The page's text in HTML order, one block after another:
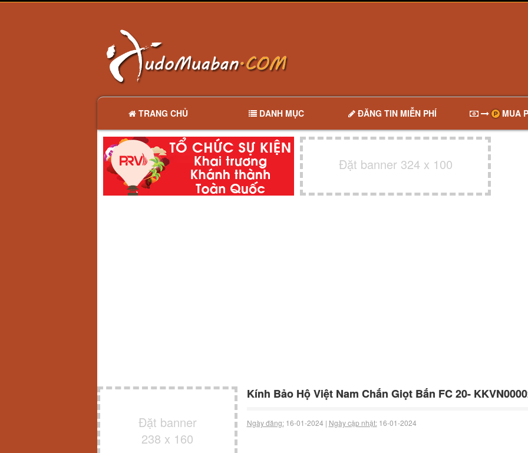
TRANG CHỦ DANH MỤC ĐĂNG TIN MIỄN PHÍ MUA
Đặt banner 324 x 100
Đặt banner
238 x 160
Kính Bảo Hộ Việt Nam Chắn Giọt Bắn FC 20-
Ngày đăng:16-01-2024 | Ngày cập nhật:16-01-2024